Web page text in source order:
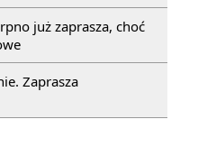
już zaprasza, choć
Zaprasza